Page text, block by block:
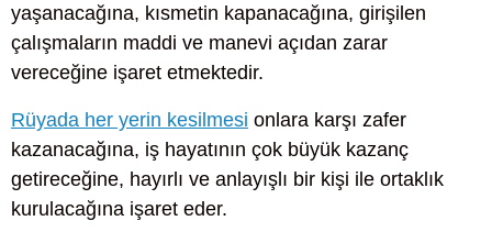
yaşanacağına, kısmetin kapanacağına, girişilen
çalışmaların maddi ve manevi açıdan zarar
vereceğine işaret etmektedir.
Rüyada her yerin kesilmesi onlara karşı zafer
kazanacağına, iş hayatının çok büyük kazanç
getireceğine, hayırlı ve anlayışlı bir kişi ile ortaklık
kurulacağına işaret eder.